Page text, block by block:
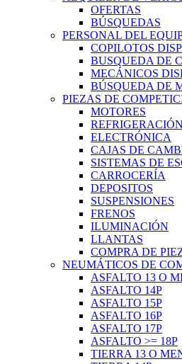
OFERTAS
BÚSQUEDAS
PERSONAL DEL
COPILOTOS
BUSQUEDA DE
MECÁNICOS
BÚSQUEDA DE
PIEZAS DE
MOTORES
REFRIGERACIÓN
ELECTRÓNICA
CAJAS DE
SISTEMAS DE
CARROCERÍA
DEPOSITOS
SUSPENSIONES
FRENOS
ILUMINACIÓN
LLANTAS
COMPRA DE
NEUMÁTICOS DE
ASFALTO 13 O
ASFALTO 14P
ASFALTO 15P
ASFALTO 16P
ASFALTO 17P
ASFALTO >= 18P
TIERRA 13 O